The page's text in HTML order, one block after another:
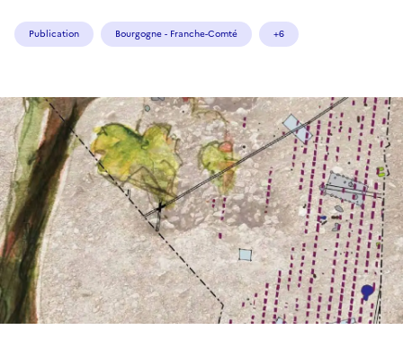
Publication Bourgogne - Franche-Comté +6